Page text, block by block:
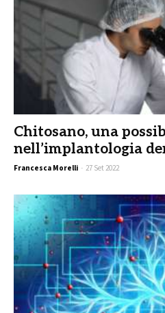
Chitosano, una
nell’implantologia
Francesca Morelli - 27 Set 2022